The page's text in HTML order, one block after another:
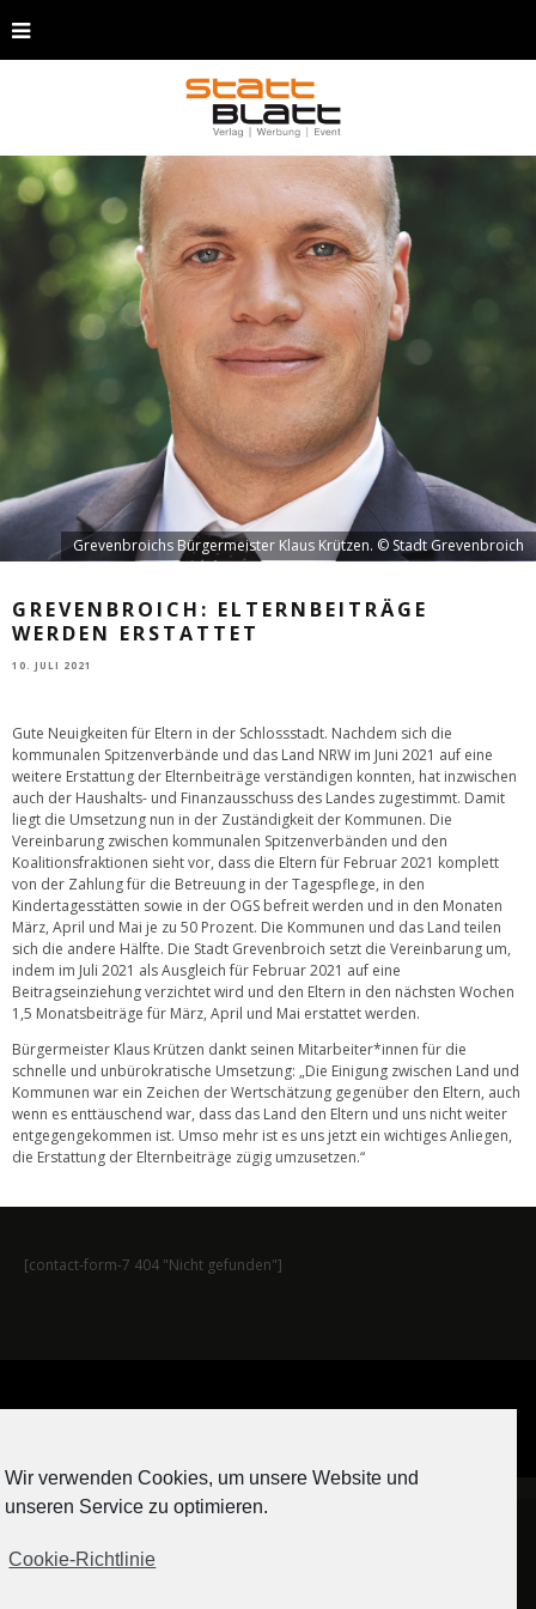
Grevenbroichs Bürgermeister Klaus Krützen. © Stadt Grevenbroich
GREVENBROICH: ELTERNBEITRÄGE
WERDEN ERSTATTET
10. JULI 2021
Gute Neuigkeiten für Eltern in der Schlossstadt. Nachdem sich die
kommunalen Spitzenverbände und das Land NRW im Juni 2021 auf eine
weitere Erstattung der Elternbeiträge verständigen konnten, hat inzwischen
auch der Haushalts- und Finanzausschuss des Landes zugestimmt. Damit
liegt die Umsetzung nun in der Zuständigkeit der Kommunen. Die
Vereinbarung zwischen kommunalen Spitzenverbänden und den
Koalitionsfraktionen sieht vor, dass die Eltern für Februar 2021 komplett
von der Zahlung für die Betreuung in der Tagespflege, in den
Kindertagesstätten sowie in der OGS befreit werden und in den Monaten
März, April und Mai je zu 50 Prozent. Die Kommunen und das Land teilen
sich die andere Hälfte. Die Stadt Grevenbroich setzt die Vereinbarung um,
indem im Juli 2021 als Ausgleich für Februar 2021 auf eine
Beitragseinziehung verzichtet wird und den Eltern in den nächsten Wochen
1,5 Monatsbeiträge für März, April und Mai erstattet werden.
Bürgermeister Klaus Krützen dankt seinen Mitarbeiter*innen für die
schnelle und unbürokratische Umsetzung: „Die Einigung zwischen Land und
Kommunen war ein Zeichen der Wertschätzung gegenüber den Eltern, auch
wenn es enttäuschend war, dass das Land den Eltern und uns nicht weiter
entgegengekommen ist. Umso mehr ist es uns jetzt ein wichtiges Anliegen,
die Erstattung der Elternbeiträge zügig umzusetzen.“
[contact-form-7 404 "Nicht gefunden"]
[contact-form-7 404 "Nicht gefunden"]
Wir verwenden Cookies, um unsere Website und
unseren Service zu optimieren.
Cookie-Richtlinie